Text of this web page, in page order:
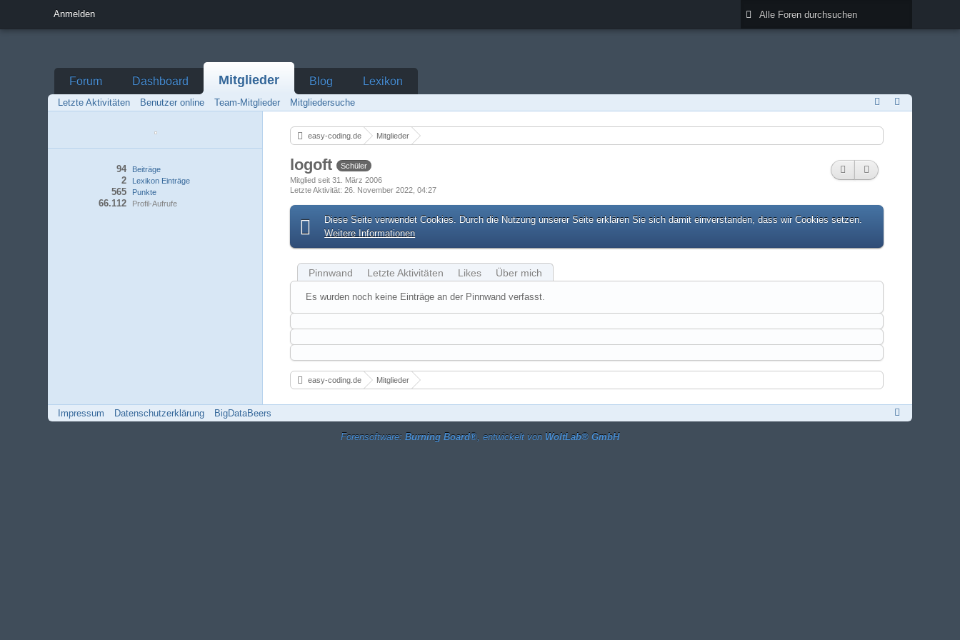
Anmelden
Forum Dashboard Mitglieder Blog Lexikon
Letzte Aktivitäten Benutzer online Team-Mitglieder Mitgliedersuche
Beiträge
94
Lexikon Einträge
2
Punkte
565
Profil-Aufrufe
66.112
easy-coding.de Mitglieder
logoft Schüler
Mitglied seit 31. März 2006
Letzte Aktivität 26. November 2022, 04:27
Diese Seite verwendet Cookies. Durch die Nutzung unserer Seite erklären Sie sich damit einverstanden, dass wir Cookies setzen.
Weitere Informationen
Pinnwand Letzte Aktivitäten Likes Über mich
Es wurden noch keine Einträge an der Pinnwand verfasst.
easy-coding.de Mitglieder
Impressum Datenschutzerklärung BigDataBeers
Forensoftware: Burning Board®, entwickelt von WoltLab® GmbH